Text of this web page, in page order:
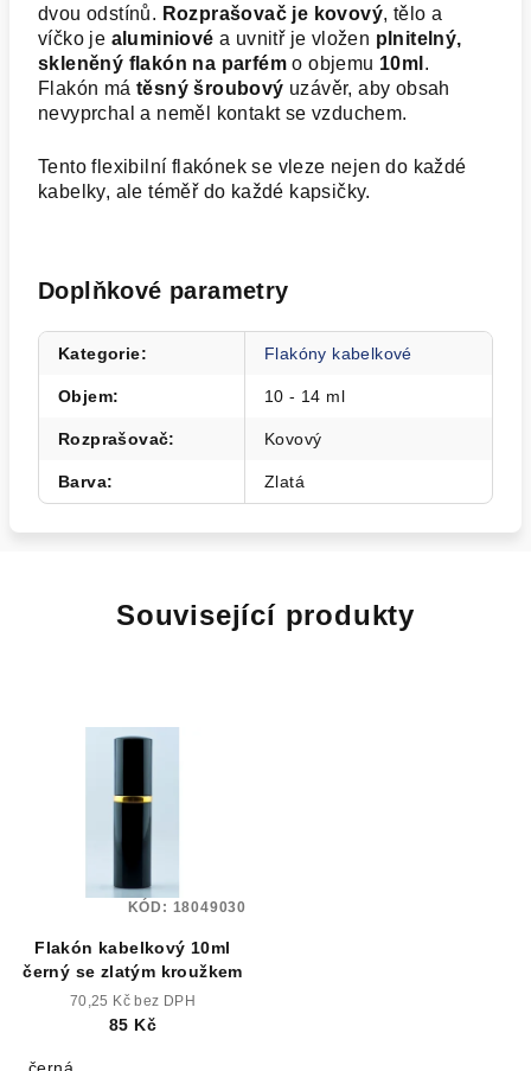
dvou odstínů. Rozprašovač je kovový, tělo a
víčko je aluminiové a uvnitř je vložen plnitelný,
skleněný flakón na parfém o objemu 10ml .
Flakón mátěsný šroubový uzávěr, aby obsah
nevyprchal a neměl kontakt se vzduchem.
Tento flexibilní flakónek se vleze nejen do každé
kabelky, ale téměř do každé kapsičky.
Doplňkové parametry
Kategorie: Flakóny kabelkové
Objem: 10 - 14 ml
Rozprašovač: Kovový
Barva: Zlatá
Související produkty
Flakón kabelkový 10ml
černý se zlatým kroužkem
70,25 Kč bez DPH
85 Kč
KÓD: 18049030